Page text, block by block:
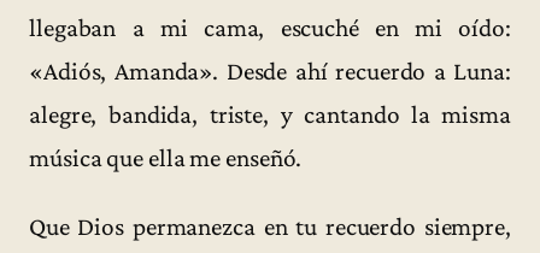
llegaban a mi cama, escuché en mi oído:
«Adiós, Amanda». Desde ahí recuerdo a Luna:
alegre, bandida, triste, y cantando la misma
música que ella me enseñó.
Que Dios permanezca en tu recuerdo siempre,